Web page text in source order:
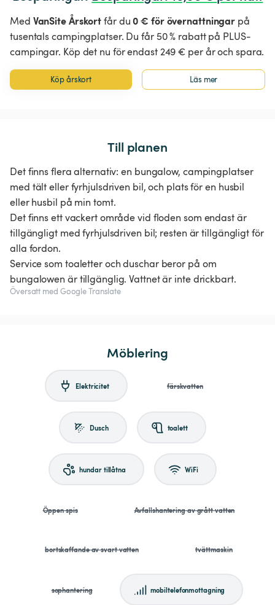
Med VanSite Årskortfår du0 € för övernattningar på
tusentals campingplatser. Du får 50 % rabatt på PLUS-
campingar. Köp det nu för endast 249 € per år och spara.
Köp årskort Läs mer
Till planen
Det finns flera alternativ: en bungalow, campingplatser
med tält eller fyrhjulsdriven bil, och plats för en husbil
eller husbil på min tomt.
Det finns ett vackert område vid floden som endast är
tillgängligt med fyrhjulsdriven bil; resten är tillgängligt för
alla fordon.
Service som toaletter och duschar beror på om
bungalowen är tillgänglig. Vattnet är inte drickbart.
Översatt med Google Translate
Möblering
Elektricitet färskvatten
Dusch toalett
hundar tillåtna WiFi
Öppen spis Avfallshantering av grått vatten
bortskaffande av svart vatten tvättmaskin
sophantering mobiltelefonmottagning